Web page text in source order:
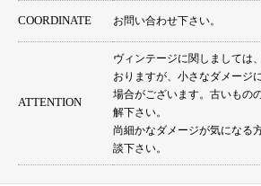
COORDINATE お問い合わせ下さい。
ATTENTION
ヴィンテージに関しましては
おりますが、小さなダメージ
場合がございます。古いもの
解下さい。
尚細かなダメージが気になる
談下さい。